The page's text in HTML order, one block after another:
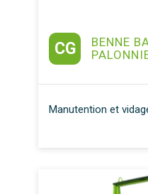
CG
BENNE
Manutention et